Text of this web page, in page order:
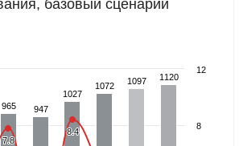
базовый сценарий
965
965 947
947
1027
1027
1072
1072 1097
1097 1120
1120
7.8
7.8
8.4
8.4
8
12